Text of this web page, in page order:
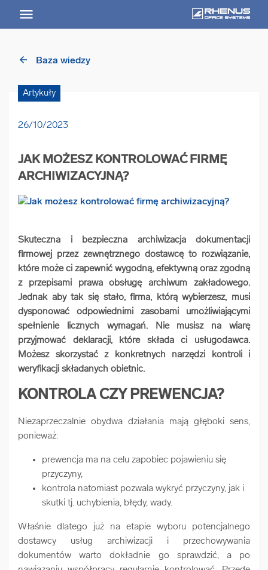
Niszczenie nośników informacji
Przechowywanie dokumentacji arrow_forward
Usługi digitalizacjyjne arrow_forward
Osuszanie dokumentów arrow_forward
Pozostałe usługi arrow_forward
arrow_back Baza wiedzy
Artykuły
26/10/2023
JAK MOŻESZ KONTROLOWAĆ FIRMĘ
ARCHIWIZACYJNĄ?
Skuteczna i bezpieczna archiwizacja dokumentacji
firmowej przez zewnętrznego dostawcę to rozwiązanie,
które może ci zapewnić wygodną, efektywną oraz zgodną
z przepisami prawa obsługę archiwum zakładowego.
Jednak aby tak się stało, firma, którą wybierzesz, musi
dysponować odpowiednimi zasobami umożliwiającymi
spełnienie licznych wymagań. Nie musisz na wiarę
przyjmować deklaracji, które składa ci usługodawca.
Możesz skorzystać z konkretnych narzędzi kontroli i
weryfikacji składanych obietnic.
KONTROLA CZY PREWENCJA?
Niezaprzeczalnie obydwa działania mają głęboki sens,
ponieważ:
prewencja ma na celu zapobiec pojawieniu się
przyczyny,
kontrola natomiast pozwala wykryć przyczyny, jak i
skutki tj. uchybienia, błędy, wady.
Właśnie dlatego już na etapie wyboru potencjalnego
dostawcy usług archiwizacji i przechowywania
dokumentów warto dokładnie go sprawdzić, a po